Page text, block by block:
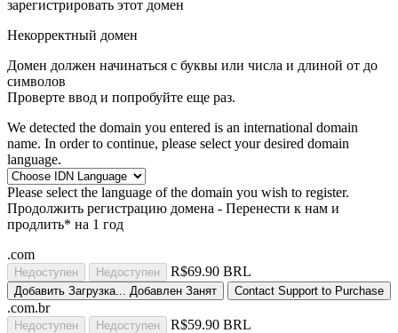
зарегистрировать этот домен
Некорректный домен
Домен должен начинаться с буквы или числа и длиной от до
символов
Проверте ввод и попробуйте еще раз.
We detected the domain you entered is an international domain
name. In order to continue, please select your desired domain
language.
Please select the language of the domain you wish to register.
Продолжить регистрацию домена - Перенести к нам и
продлить* на 1 год
.com
Недоступен Недоступен R$69.90 BRL
Добавить Загрузка... Добавлен Занят Contact Support to Purchase
.com.br
Недоступен Недоступен R$59.90 BRL